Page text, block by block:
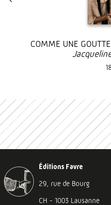
COMME UNE
Éditions Favre
29, rue de Bourg
CH - 1003 Lausanne